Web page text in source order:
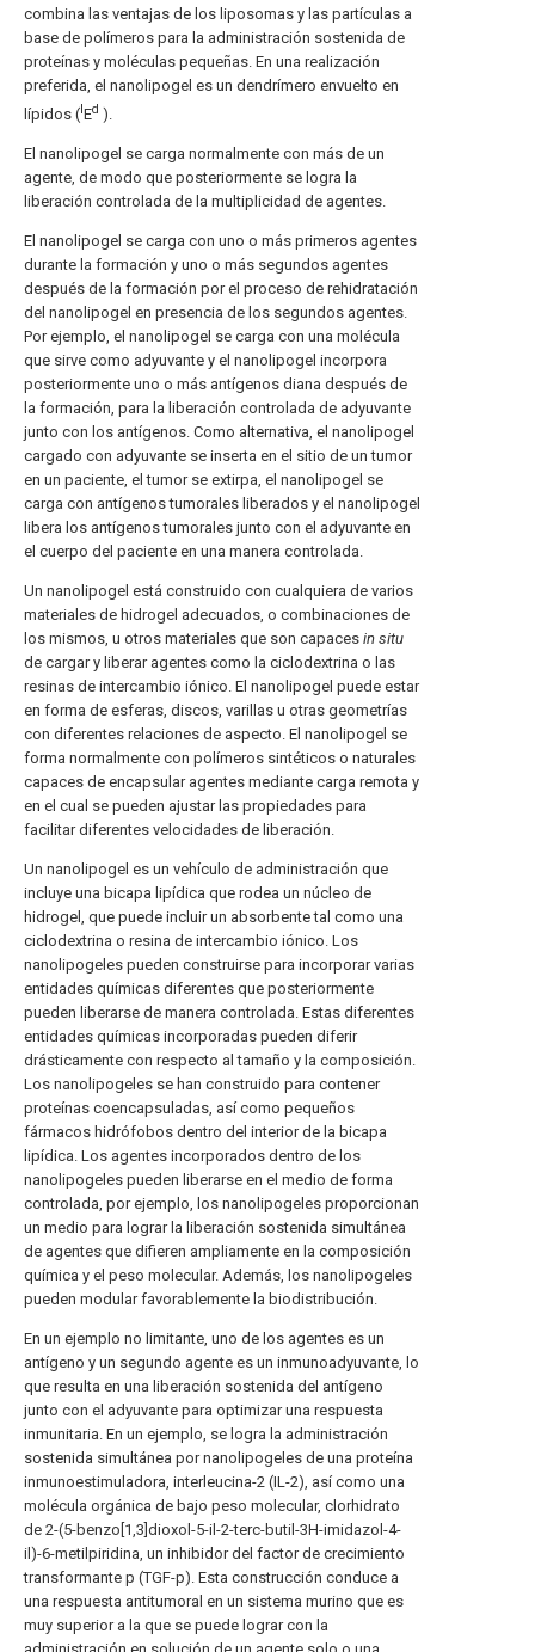
combina las ventajas de los liposomas y las partículas a
base de polímeros para la administración sostenida de
proteínas y moléculas pequeñas. En una realización
preferida, el nanolipogel es un dendrímero envuelto en
lípidos (lEd ).
El nanolipogel se carga normalmente con más de un
agente, de modo que posteriormente se logra la
liberación controlada de la multiplicidad de agentes.
El nanolipogel se carga con uno o más primeros agentes
durante la formación y uno o más segundos agentes
después de la formación por el proceso de rehidratación
del nanolipogel en presencia de los segundos agentes.
Por ejemplo, el nanolipogel se carga con una molécula
que sirve como adyuvante y el nanolipogel incorpora
posteriormente uno o más antígenos diana después de
la formación, para la liberación controlada de adyuvante
junto con los antígenos. Como alternativa, el nanolipogel
cargado con adyuvante se inserta en el sitio de un tumor
en un paciente, el tumor se extirpa, el nanolipogel se
carga con antígenos tumorales liberados y el nanolipogel
libera los antígenos tumorales junto con el adyuvante en
el cuerpo del paciente en una manera controlada.
Un nanolipogel está construido con cualquiera de varios
materiales de hidrogel adecuados, o combinaciones de
los mismos, u otros materiales que son capaces in situ
de cargar y liberar agentes como la ciclodextrina o las
resinas de intercambio iónico. El nanolipogel puede estar
en forma de esferas, discos, varillas u otras geometrías
con diferentes relaciones de aspecto. El nanolipogel se
forma normalmente con polímeros sintéticos o naturales
capaces de encapsular agentes mediante carga remota y
en el cual se pueden ajustar las propiedades para
facilitar diferentes velocidades de liberación.
Un nanolipogel es un vehículo de administración que
incluye una bicapa lipídica que rodea un núcleo de
hidrogel, que puede incluir un absorbente tal como una
ciclodextrina o resina de intercambio iónico. Los
nanolipogeles pueden construirse para incorporar varias
entidades químicas diferentes que posteriormente
pueden liberarse de manera controlada. Estas diferentes
entidades químicas incorporadas pueden diferir
drásticamente con respecto al tamaño y la composición.
Los nanolipogeles se han construido para contener
proteínas coencapsuladas, así como pequeños
fármacos hidrófobos dentro del interior de la bicapa
lipídica. Los agentes incorporados dentro de los
nanolipogeles pueden liberarse en el medio de forma
controlada, por ejemplo, los nanolipogeles proporcionan
un medio para lograr la liberación sostenida simultánea
de agentes que difieren ampliamente en la composición
química y el peso molecular. Además, los nanolipogeles
pueden modular favorablemente la biodistribución.
En un ejemplo no limitante, uno de los agentes es un
antígeno y un segundo agente es un inmunoadyuvante, lo
que resulta en una liberación sostenida del antígeno
junto con el adyuvante para optimizar una respuesta
inmunitaria. En un ejemplo, se logra la administración
sostenida simultánea por nanolipogeles de una proteína
inmunoestimuladora, interleucina-2 (IL-2), así como una
molécula orgánica de bajo peso molecular, clorhidrato
de 2-(5-benzo[1,3]dioxol-5-il-2-terc-butil-3H-imidazol-4-
il)-6-metilpiridina, un inhibidor del factor de crecimiento
transformante p (TGF-p). Esta construcción conduce a
una respuesta antitumoral en un sistema murino que es
muy superior a la que se puede lograr con la